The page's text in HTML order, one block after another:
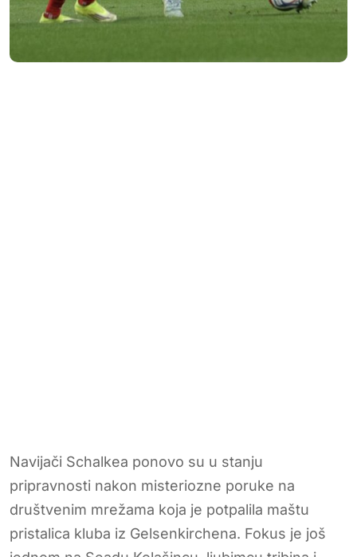
Navijači Schalkea ponovo su u stanju
pripravnosti nakon misteriozne poruke na
društvenim mrežama koja je potpalila maštu
pristalica kluba iz Gelsenkirchena. Fokus je još